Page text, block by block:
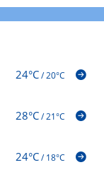
24°C/20°C
28°C/21°C
24°C/18°C